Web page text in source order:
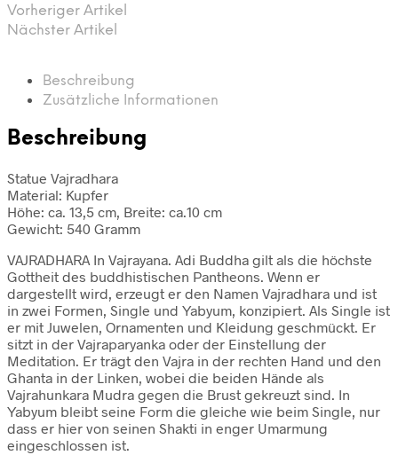
Vorheriger Artikel
Nächster Artikel
Beschreibung
Zusätzliche Informationen
Beschreibung
Statue Vajradhara
Material: Kupfer
Höhe: ca. 13,5 cm, Breite: ca.10 cm
Gewicht: 540 Gramm
VAJRADHARA In Vajrayana. Adi Buddha gilt als die höchste
Gottheit des buddhistischen Pantheons. Wenn er
dargestellt wird, erzeugt er den Namen Vajradhara und ist
in zwei Formen, Single und Yabyum, konzipiert. Als Single ist
er mit Juwelen, Ornamenten und Kleidung geschmückt. Er
sitzt in der Vajraparyanka oder der Einstellung der
Meditation. Er trägt den Vajra in der rechten Hand und den
Ghanta in der Linken, wobei die beiden Hände als
Vajrahunkara Mudra gegen die Brust gekreuzt sind. In
Yabyum bleibt seine Form die gleiche wie beim Single, nur
dass er hier von seinen Shakti in enger Umarmung
eingeschlossen ist.